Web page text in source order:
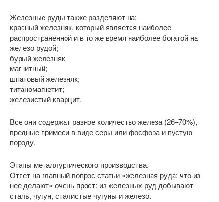
Железные руды также разделяют на:
красный железняк, который является наиболее
распространенной и в то же время наиболее богатой на
железо рудой;
бурый железняк;
магнитный;
шпатовый железняк;
титаномагнетит;
железистый кварцит.
Все они содержат разное количество железа (26–70%),
вредные примеси в виде серы или фосфора и пустую
породу.
Этапы металлургического производства.
Ответ на главный вопрос статьи «железная руда: что из
нее делают» очень прост: из железных руд добывают
сталь, чугун, сталистые чугуны и железо.